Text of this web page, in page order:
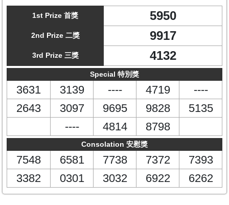
1st Prize 首獎 5950
2nd Prize 二獎 9917
3rd Prize 三獎 4132
Special 特別獎
3631 3139 ---- 4719
----
2643
3097 9695 9828
5135
----
4814 8798
Consolation 安慰獎
7548 6581 7738 7372
7393
3382
0301 3032 6922 6262